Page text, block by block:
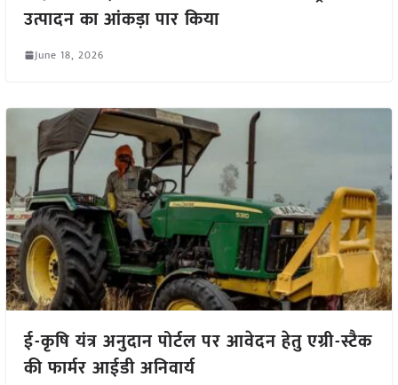
उत्पादन का आंकड़ा पार किया
June 18, 2026
ई-कृषि यंत्र अनुदान पोर्टल पर आवेदन हेतु एग्री-स्टैक
की फार्मर आईडी अनिवार्य